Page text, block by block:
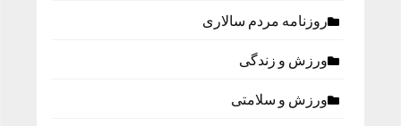
روزنامه مردم سالاری
ورزش و زندگی
ورزش و سلامتی